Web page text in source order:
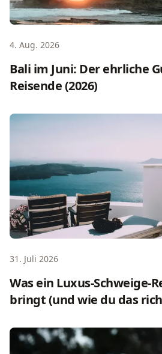
4. Aug. 2026
Bali im Juni: Der ehrliche
Reisende (2026)
Was ein Luxus-Schweige-
31. Juli 2026
Was ein Luxus-Schweige-
bringt (und wie du das
Was kostet ein Wellness